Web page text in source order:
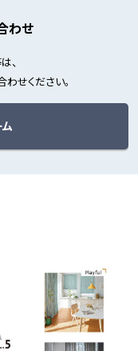
わせ
、
わせください。